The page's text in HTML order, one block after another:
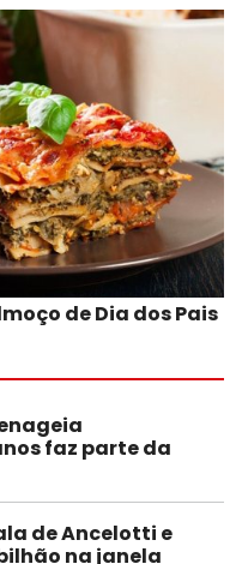
de Dia dos Pais
faz parte da
de Ancelotti e
na janela